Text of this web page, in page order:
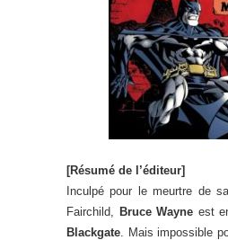
[Résumé de l’éditeur]
Inculpé pour le meurtre de
Fairchild, Bruce Wayne est
Blackgate. Mais impossible